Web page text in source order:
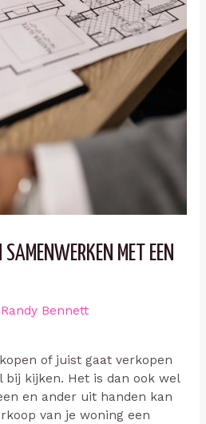
MET EEN
Randy Bennett
of juist gaat verkopen
bij kijken. Het is dan ook wel
en ander uit handen kan
van je woning een